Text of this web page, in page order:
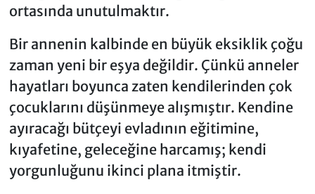
ortasında unutulmaktır.
Bir annenin kalbinde en büyük eksiklik çoğu
zaman yeni bir eşya değildir. Çünkü anneler
hayatları boyunca zaten kendilerinden çok
çocuklarını düşünmeye alışmıştır. Kendine
ayıracağı bütçeyi evladının eğitimine,
kıyafetine, geleceğine harcamış; kendi
yorgunluğunu ikinci plana itmiştir.